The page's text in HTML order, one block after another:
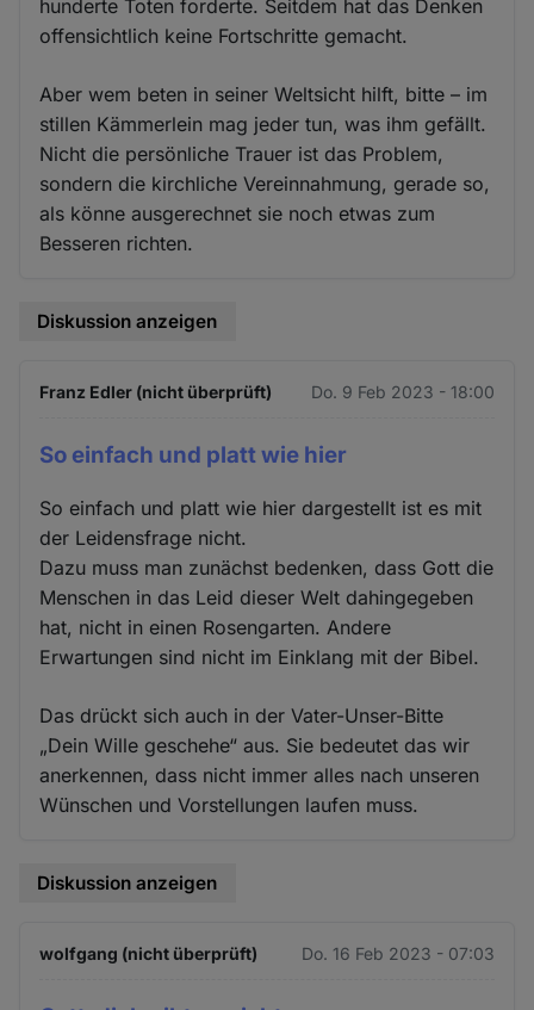
hunderte Toten forderte. Seitdem hat das Denken
offensichtlich keine Fortschritte gemacht.
Aber wem beten in seiner Weltsicht hilft, bitte – im
stillen Kämmerlein mag jeder tun, was ihm gefällt.
Nicht die persönliche Trauer ist das Problem,
sondern die kirchliche Vereinnahmung, gerade so,
als könne ausgerechnet sie noch etwas zum
Besseren richten.
Diskussion anzeigen
Franz Edler (nicht überprüft) Do. 9 Feb 2023 - 18:00
So einfach und platt wie hier
So einfach und platt wie hier dargestellt ist es mit
der Leidensfrage nicht.
Dazu muss man zunächst bedenken, dass Gott die
Menschen in das Leid dieser Welt dahingegeben
hat, nicht in einen Rosengarten. Andere
Erwartungen sind nicht im Einklang mit der Bibel.
Das drückt sich auch in der Vater-Unser-Bitte
„Dein Wille geschehe“ aus. Sie bedeutet das wir
anerkennen, dass nicht immer alles nach unseren
Wünschen und Vorstellungen laufen muss.
Diskussion anzeigen
wolfgang (nicht überprüft) Do. 16 Feb 2023 - 07:03